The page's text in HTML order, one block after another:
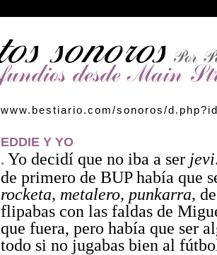
www.bestiario.com/sonoros/
EDDIE Y YO
. Yo decidí que no iba a ser jevi
de primero de BUP había que
rocketa, metalero, punkarra,
flipabas con las faldas de
que fuera, pero había que ser
todo si no jugabas bien al